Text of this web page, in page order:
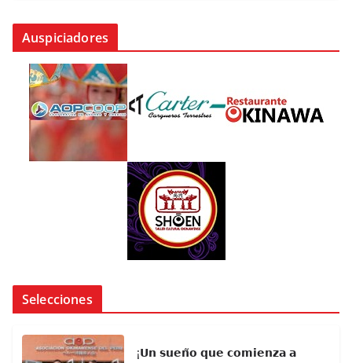
Auspiciadores
Selecciones
¡𝗨𝗻 𝘀𝘂𝗲𝗻̃𝗼 𝗾𝘂𝗲 𝗰𝗼𝗺𝗶𝗲𝗻𝘇𝗮 𝗮